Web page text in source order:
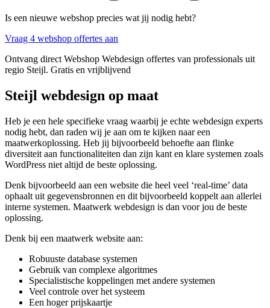
Is een nieuwe webshop precies wat jij nodig hebt?
Vraag 4 webshop offertes aan
Ontvang direct Webshop Webdesign offertes van professionals uit
regio Steijl. Gratis en vrijblijvend
Steijl webdesign op maat
Heb je een hele specifieke vraag waarbij je echte webdesign experts
nodig hebt, dan raden wij je aan om te kijken naar een
maatwerkoplossing. Heb jij bijvoorbeeld behoefte aan flinke
diversiteit aan functionaliteiten dan zijn kant en klare systemen zoals
WordPress niet altijd de beste oplossing.
Denk bijvoorbeeld aan een website die heel veel ‘real-time’ data
ophaalt uit gegevensbronnen en dit bijvoorbeeld koppelt aan allerlei
interne systemen. Maatwerk webdesign is dan voor jou de beste
oplossing.
Denk bij een maatwerk website aan:
Robuuste database systemen
Gebruik van complexe algoritmes
Specialistische koppelingen met andere systemen
Veel controle over het systeem
Een hoger prijskaartje